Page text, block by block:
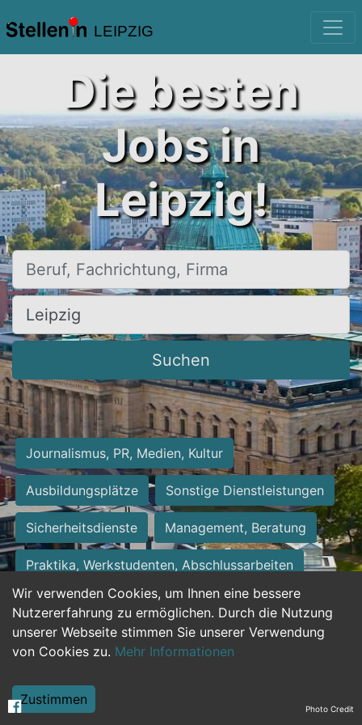
LEIPZIG
Wir verwenden Cookies, um Ihnen eine bessere
Nutzererfahrung zu ermöglichen. Durch die Nutzung
unserer Webseite stimmen Sie unserer Verwendung
von Cookies zu. Mehr Informationen
Zustimmen
Die besten
Jobs in
Leipzig!
Beruf, Fachrichtung, Firma
Ort, Stadt
Suchen
Journalismus, PR, Medien, Kultur
Ausbildungsplätze Sonstige Dienstleistungen
Sicherheitsdienste Management, Beratung
Praktika, Werkstudenten, Abschlussarbeiten
Personalwesen Assistenz, Sekretariat
Hilfskräfte, Aushilfs- und Nebenjobs
Weiterbildung, Studium, duale Ausbildung Photo Credit